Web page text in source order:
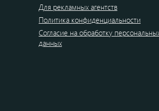
Для рекламных агентств
Политика конфиденциальности
Согласие на обработку
данных